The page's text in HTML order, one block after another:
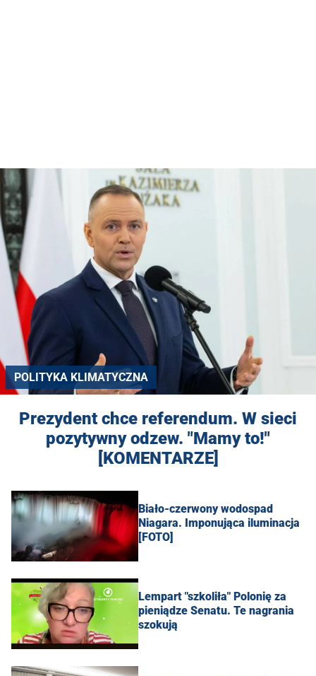
POLITYKA KLIMATYCZNA
Prezydent chce referendum. W sieci
pozytywny odzew. "Mamy to!"
[KOMENTARZE]
Biało-czerwony wodospad
Niagara. Imponująca iluminacja
[FOTO]
Lempart "szkoliła" Polonię za
pieniądze Senatu. Te nagrania
szokują